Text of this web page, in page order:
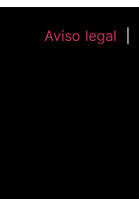
Aviso legal